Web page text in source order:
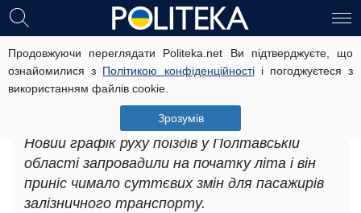
Продовжуючи переглядати Politeka.net Ви підтверджуєте, що
ознайомилися з Політикою конфіденційностіі погоджуєтеся з
використанням файлів cookie.
Зрозумів
Новий графік руху поїздів у
Полтавській області: які рейси
змінять маршрут та час
Новий графік руху поїздів у Полтавській
області запровадили на початку літа і він
приніс чимало суттєвих змін для пасажирів
залізничного транспорту.